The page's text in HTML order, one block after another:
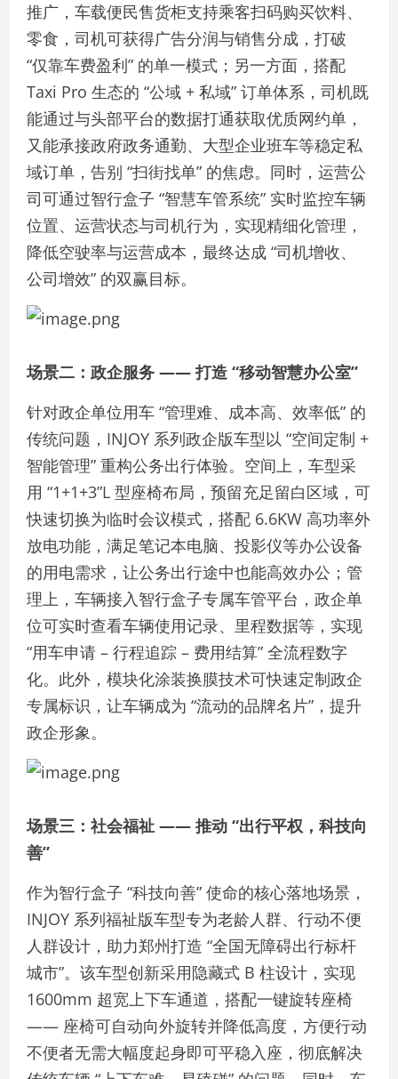
推广，车载便民售货柜支持乘客扫码购买饮料、
零食，司机可获得广告分润与销售分成，打破
“仅靠车费盈利” 的单一模式；另一方面，搭配
Taxi Pro 生态的 “公域 + 私域” 订单体系，司机既
能通过与头部平台的数据打通获取优质网约单，
又能承接政府政务通勤、大型企业班车等稳定私
域订单，告别 “扫街找单” 的焦虑。同时，运营公
司可通过智行盒子 “智慧车管系统” 实时监控车辆
位置、运营状态与司机行为，实现精细化管理，
降低空驶率与运营成本，最终达成 “司机增收、
公司增效” 的双赢目标。
场景二：政企服务 —— 打造 “移动智慧办公室”
针对政企单位用车 “管理难、成本高、效率低” 的
传统问题，INJOY 系列政企版车型以 “空间定制 +
智能管理” 重构公务出行体验。空间上，车型采
用 “1+1+3”L 型座椅布局，预留充足留白区域，可
快速切换为临时会议模式，搭配 6.6KW 高功率外
放电功能，满足笔记本电脑、投影仪等办公设备
的用电需求，让公务出行途中也能高效办公；管
理上，车辆接入智行盒子专属车管平台，政企单
位可实时查看车辆使用记录、里程数据等，实现
“用车申请 – 行程追踪 – 费用结算” 全流程数字
化。此外，模块化涂装换膜技术可快速定制政企
专属标识，让车辆成为 “流动的品牌名片”，提升
政企形象。
场景三：社会福祉 —— 推动 “出行平权，科技向
善”
作为智行盒子 “科技向善” 使命的核心落地场景，
INJOY 系列福祉版车型专为老龄人群、行动不便
人群设计，助力郑州打造 “全国无障碍出行标杆
城市”。该车型创新采用隐藏式 B 柱设计，实现
1600mm 超宽上下车通道，搭配一键旋转座椅
—— 座椅可自动向外旋转并降低高度，方便行动
不便者无需大幅度起身即可平稳入座，彻底解决